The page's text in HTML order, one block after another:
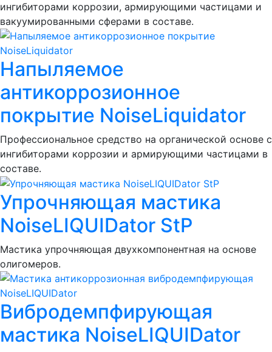
ингибиторами коррозии, армирующими частицами и
вакуумированными сферами в составе.
Напыляемое
антикоррозионное
покрытие NoiseLiquidator
Профессиональное средство на органической основе с
ингибиторами коррозии и армирующими частицами в
составе.
Упрочняющая мастика
NoiseLIQUIDator StP
Мастика упрочняющая двухкомпонентная на основе
олигомеров.
Вибродемпфирующая
мастика NoiseLIQUIDator